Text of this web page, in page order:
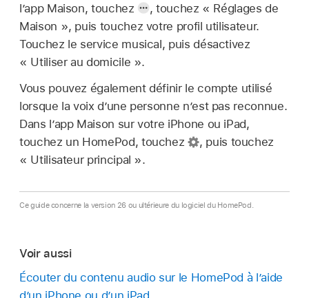
l’app Maison, touchez
,touchez « Réglages de
Maison », puis touchez votre profil utilisateur.
Touchez le service musical, puis désactivez
« Utiliser au domicile ».
Vous pouvez également définir le compte utilisé
lorsque la voix d’une personne n’est pas reconnue.
Dans l’app Maison sur votre iPhone ou iPad,
touchez un HomePod, touchez
, puis touchez
« Utilisateur principal ».
Ce guide concerne la version 26 ou ultérieure du logiciel du HomePod.
Voir aussi
Écouter du contenu audio sur le HomePod à l’aide
d’un iPhone ou d’un iPad